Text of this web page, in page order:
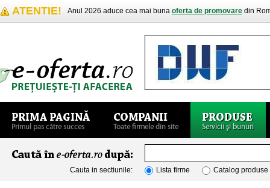
ATENTIE! Anul 2026 aduce cea mai buna oferta de promovare din
Cauta in sectiunile: Lista firme Catalog produse